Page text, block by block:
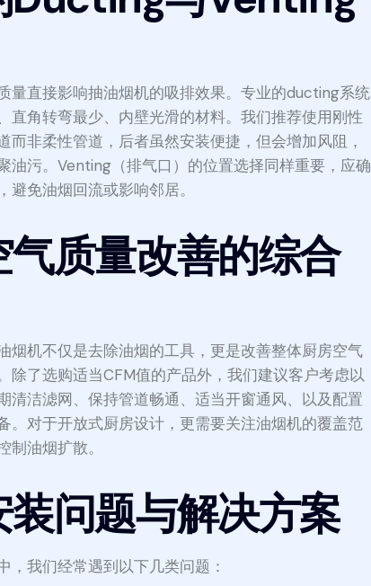
量直接影响抽油烟机的吸排效果。专业的ducting系统
直角转弯最少、内壁光滑的材料。我们推荐使用刚性
而非柔性管道，后者虽然安装便捷，但会增加风阻，
油污。Venting（排气口）的位置选择同样重要，应确
避免油烟回流或影响邻居。
质量改善的综合
烟机不仅是去除油烟的工具，更是改善整体厨房空气
除了选购适当CFM值的产品外，我们建议客户考虑以
清洁滤网、保持管道畅通、适当开窗通风、以及配置
。对于开放式厨房设计，更需要关注油烟机的覆盖范
制油烟扩散。
问题与解决方案
，我们经常遇到以下几类问题：